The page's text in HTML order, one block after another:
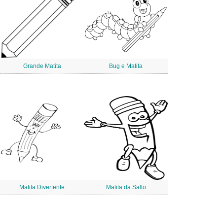
Grande Matita Bug e Matita
Matita Divertente Matita da Salto